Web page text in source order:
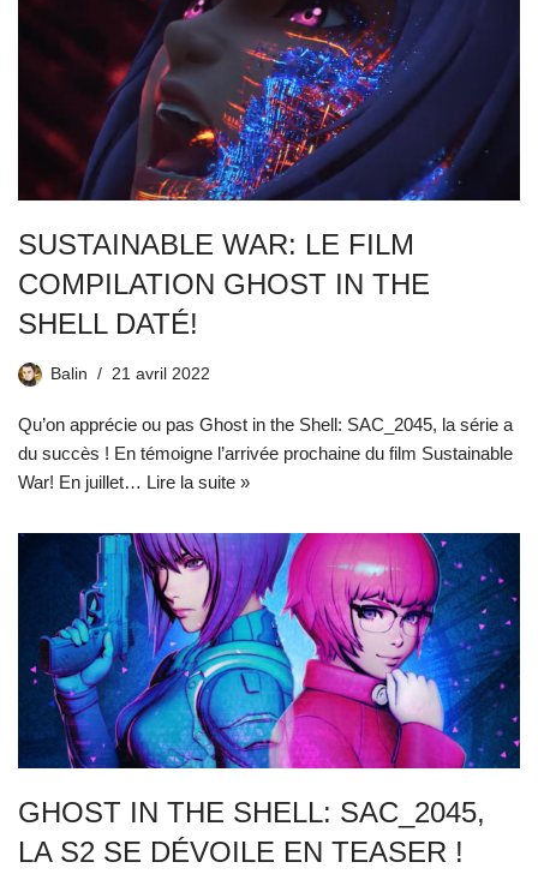
SUSTAINABLE WAR: LE FILM
COMPILATION GHOST IN THE
SHELL DATÉ!
Balin 21 avril 2022
Qu’on apprécie ou pas Ghost in the Shell: SAC_2045, la série a
du succès ! En témoigne l’arrivée prochaine du film Sustainable
War! En juillet… Lire la suite »
GHOST IN THE SHELL: SAC_2045,
LA S2 SE DÉVOILE EN TEASER !